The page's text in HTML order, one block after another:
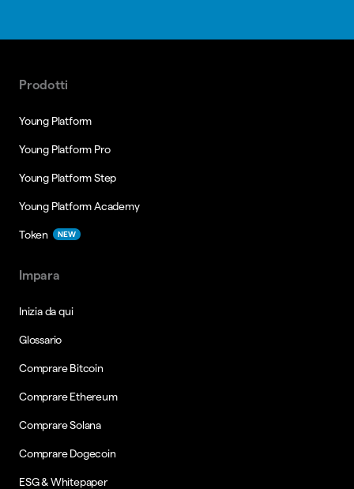
Prodotti
Young Platform
Young Platform Pro
Young Platform Step
Young Platform Academy
Token NEW
Impara
Inizia da qui
Glossario
Comprare Bitcoin
Comprare Ethereum
Comprare Solana
Comprare Dogecoin
ESG & Whitepaper